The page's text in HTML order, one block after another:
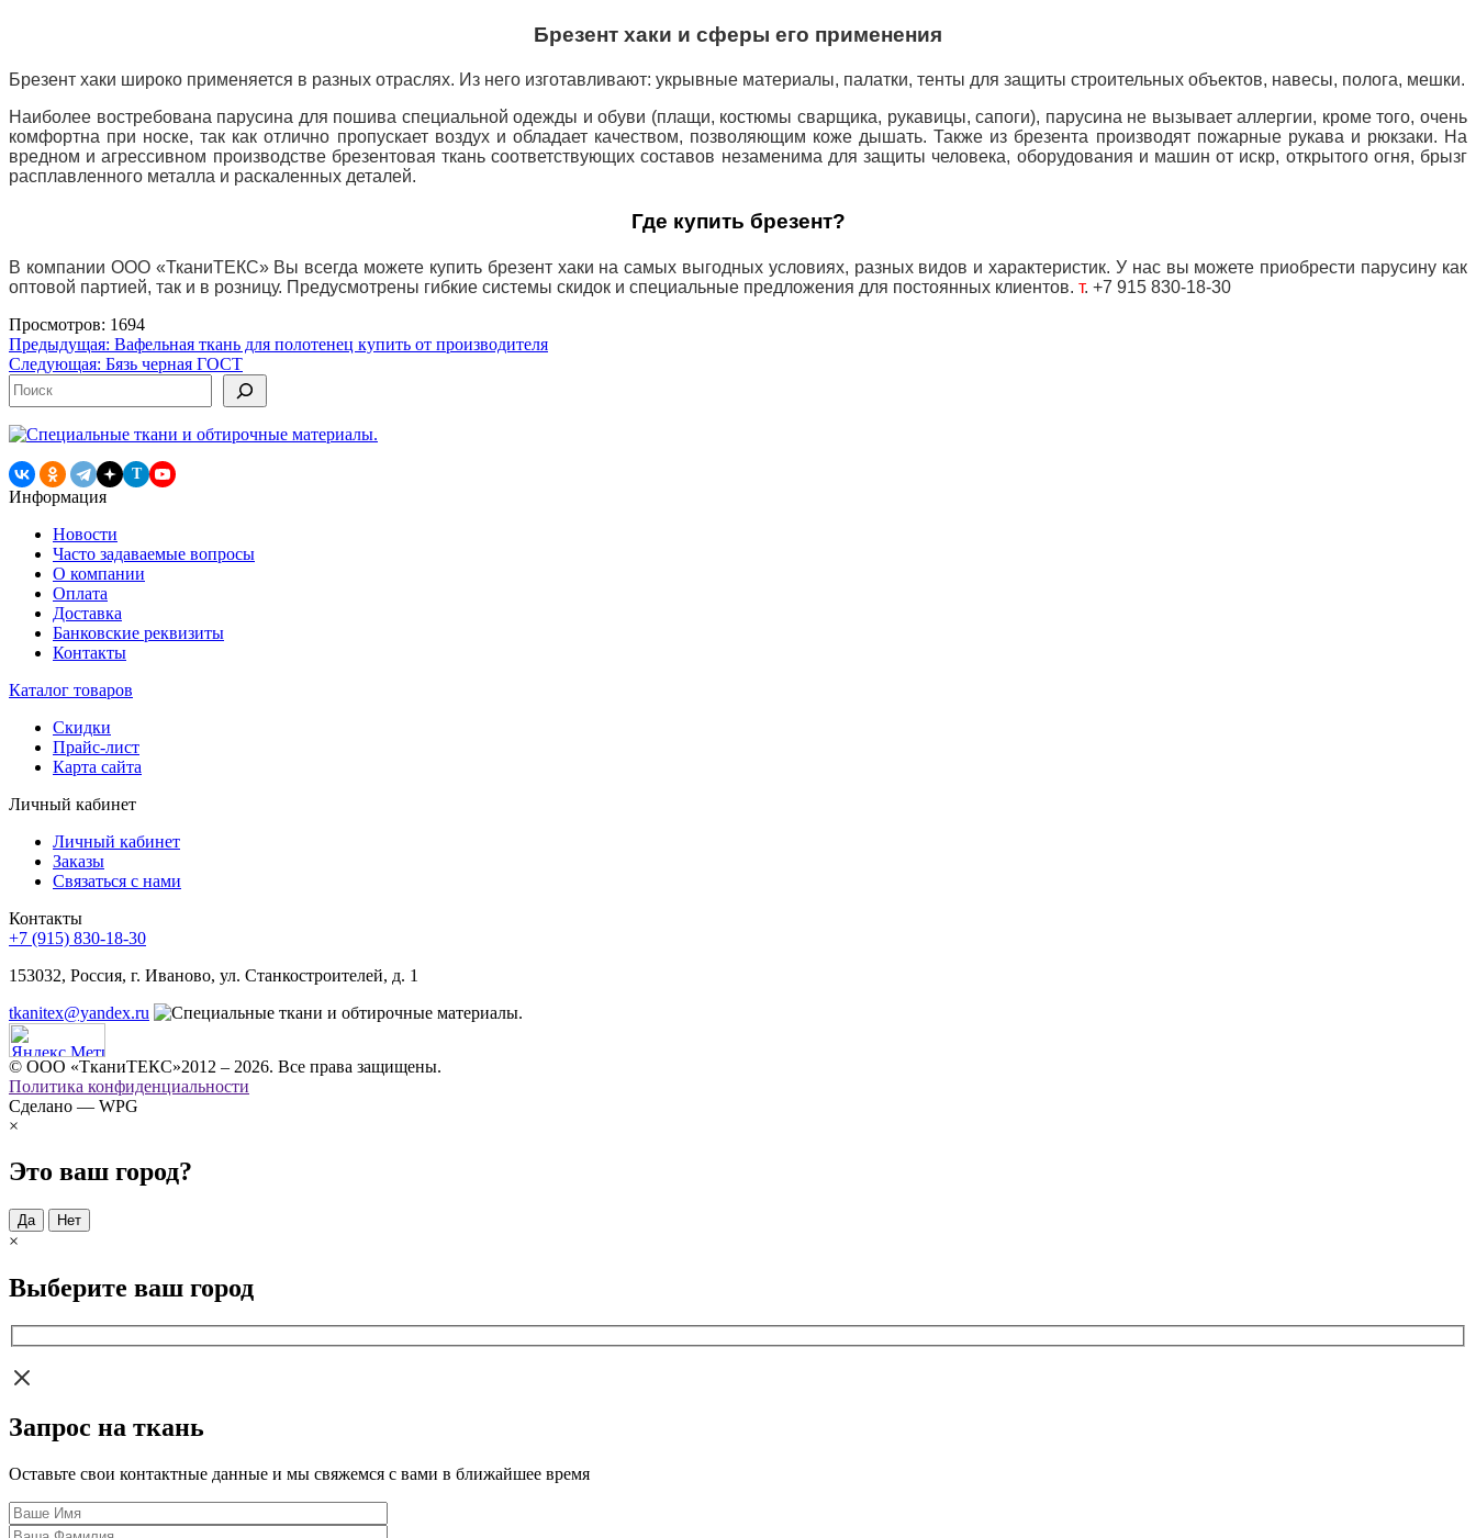
Брезент хаки и сферы его применения
Брезент хаки широко применяется в разных отраслях. Из него изготавливают: укрывные материалы, палатки, тенты для защиты строительных объектов, навесы, полога, мешки.
Наиболее востребована парусина для пошива специальной одежды и обуви (плащи, костюмы сварщика, рукавицы, сапоги), парусина не вызывает аллергии, кроме того, очень
комфортна при носке, так как отлично пропускает воздух и обладает качеством, позволяющим коже дышать. Также из брезента производят пожарные рукава и рюкзаки. На
вредном и агрессивном производстве брезентовая ткань соответствующих составов незаменима для защиты человека, оборудования и машин от искр, открытого огня, брызг
расплавленного металла и раскаленных деталей.
Где купить брезент?
В компании ООО «ТканиТЕКС» Вы всегда можете купить брезент хаки на самых выгодных условиях, разных видов и характеристик. У нас вы можете приобрести парусину как
оптовой партией, так и в розницу. Предусмотрены гибкие системы скидок и специальные предложения для постоянных клиентов. т. +7 915 830-18-30
Просмотров: 1694
Навигация
по
записям
Предыдущая: Вафельная ткань для полотенец купить от производителя
Следующая: Бязь черная ГОСТ
Поиск
T
Информация
Новости
Часто задаваемые вопросы
О компании
Оплата
Доставка
Банковские реквизиты
Контакты
Каталог товаров
Скидки
Прайс-лист
Карта сайта
Личный кабинет
Личный кабинет
Заказы
Связаться с нами
Контакты
+7 (915) 830-18-30
153032, Россия, г. Иваново, ул. Станкостроителей, д. 1
tkanitex@yandex.ru
© ООО «ТканиТЕКС»2012 – 2026. Все права защищены.
Политика конфиденциальности
Сделано — WPG
×
Это ваш город?
Да Нет
×
Выберите ваш город
Запрос на ткань
Оставьте свои контактные данные и мы свяжемся с вами в ближайшее время